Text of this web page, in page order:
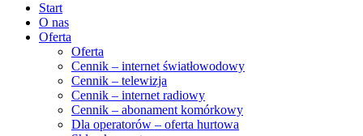
Start
O nas
Oferta
Oferta
Cennik – internet światłowodowy
Cennik – telewizja
Cennik – internet radiowy
Cennik – abonament komórkowy
Dla operatorów – oferta hurtowa